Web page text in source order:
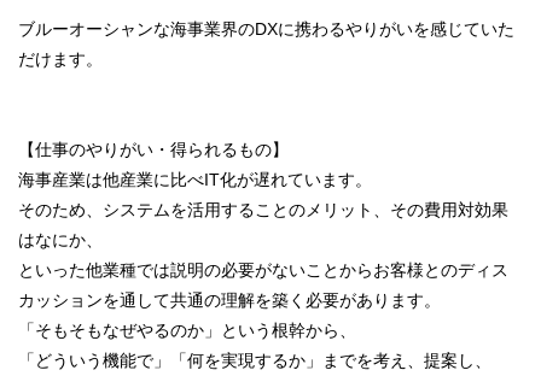
ブルーオーシャンな海事業界のDXに携わるやりがいを感じていた
だけます。
【仕事のやりがい・得られるもの】
海事産業は他産業に比べIT化が遅れています。
そのため、システムを活用することのメリット、その費用対効果
はなにか、
といった他業種では説明の必要がないことからお客様とのディス
カッションを通して共通の理解を築く必要があります。
「そもそもなぜやるのか」という根幹から、
「どういう機能で」「何を実現するか」までを考え、提案し、